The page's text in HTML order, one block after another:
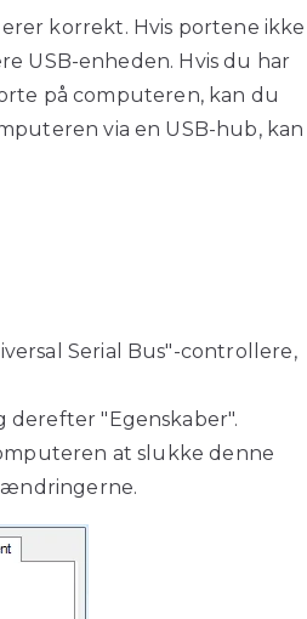
korrekt. Hvis portene ikke
USB-enheden. Hvis du har
på computeren, kan du
via en USB-hub, kan
Serial Bus"-controllere,
derefter "Egenskaber".
at slukke denne
ændringerne.